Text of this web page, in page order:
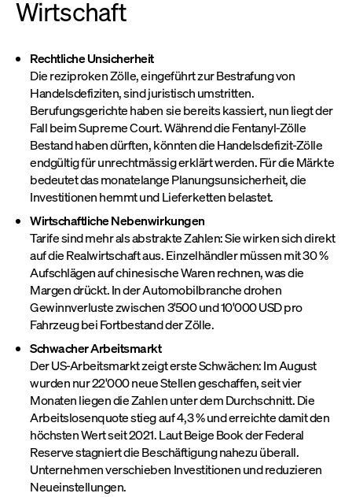
Wirtschaft
Rechtliche Unsicherheit
Die reziproken Zölle, eingeführt zur Bestrafung von
Handelsdefiziten, sind juristisch umstritten.
Berufungsgerichte haben sie bereits kassiert, nun liegt der
Fall beim Supreme Court. Während die Fentanyl-Zölle
Bestand haben dürften, könnten die Handelsdefizit-Zölle
endgültig für unrechtmässig erklärt werden. Für die Märkte
bedeutet das monatelange Planungsunsicherheit, die
Investitionen hemmt und Lieferketten belastet.
Wirtschaftliche Nebenwirkungen
Tarife sind mehr als abstrakte Zahlen: Sie wirken sich direkt
auf die Realwirtschaft aus. Einzelhändler müssen mit 30 %
Aufschlägen auf chinesische Waren rechnen, was die
Margen drückt. In der Automobilbranche drohen
Gewinnverluste zwischen 3'500 und 10'000 USD pro
Fahrzeug bei Fortbestand der Zölle.
Schwacher Arbeitsmarkt
Der US-Arbeitsmarkt zeigt erste Schwächen: Im August
wurden nur 22'000 neue Stellen geschaffen, seit vier
Monaten liegen die Zahlen unter dem Durchschnitt. Die
Arbeitslosenquote stieg auf 4,3 % und erreichte damit den
höchsten Wert seit 2021. Laut Beige Book der Federal
Reserve stagniert die Beschäftigung nahezu überall.
Unternehmen verschieben Investitionen und reduzieren
Neueinstellungen.